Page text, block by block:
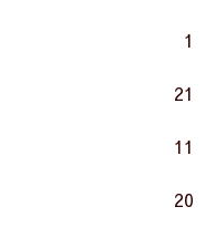
1
21
11
20